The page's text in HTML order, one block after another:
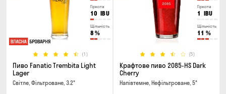
Гіркота
10 IBU
Щільність
8 %
(1)
Пиво Fanatic Trembita Light
Lager
Світле, Фільтроване, 3.2°
Гіркота
1 IBU
Щільність
11 %
(5)
Крафтове пиво 2085-HS Dark
Cherry
Напівтемне, Нефільтроване, 5°